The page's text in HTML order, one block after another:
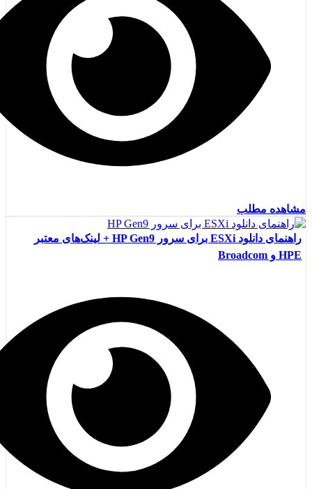
مشاهده مطلب
راهنمای دانلود ESXi برای سرور HP Gen9 + لینک‌های معتبر
HPE و Broadcom